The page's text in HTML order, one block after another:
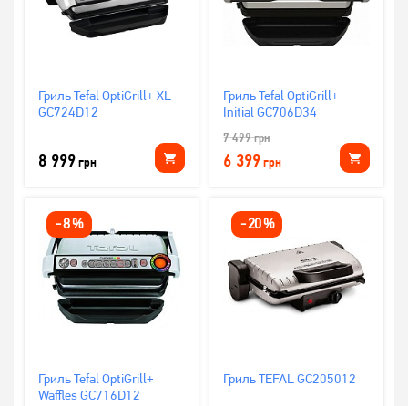
Гриль Tefal OptiGrill+ XL
GC724D12
8 999грн
Гриль Tefal OptiGrill+
Initial GC706D34
7 499грн
6 399грн
-8%
Гриль Tefal OptiGrill+
Waffles GC716D12
-20%
Гриль TEFAL GC205012